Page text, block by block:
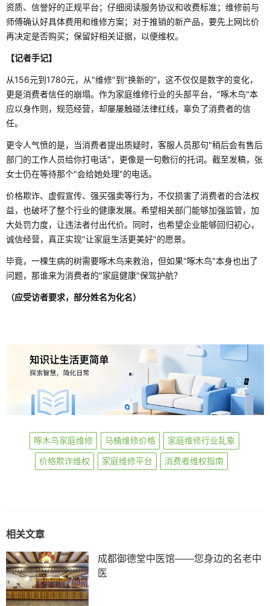
资质、信誉好的正规平台；仔细阅读服务协议和收费标准；维修前与
师傅确认好具体费用和维修方案；对于推销的新产品，要先上网比价
再决定是否购买；保留好相关证据，以便维权。
【记者手记】
从156元到1780元，从"维修"到"换新的"，这不仅仅是数字的变化，
更是消费者信任的崩塌。作为家庭维修行业的头部平台，"啄木鸟"本
应以身作则，规范经营，却屡屡触碰法律红线，辜负了消费者的信
任。
更令人气愤的是，当消费者提出质疑时，客服人员那句"稍后会有售后
部门的工作人员给你打电话"，更像是一句敷衍的托词。截至发稿，张
女士仍在等待那个"会给她处理"的电话。
价格欺诈、虚假宣传、强买强卖等行为，不仅损害了消费者的合法权
益，也破坏了整个行业的健康发展。希望相关部门能够加强监管，加
大处罚力度，让违法者付出代价。同时，也希望企业能够回归初心，
诚信经营，真正实现"让家庭生活更美好"的愿景。
毕竟，一棵生病的树需要啄木鸟来救治，但如果"啄木鸟"本身也出了
问题，那谁来为消费者的"家庭健康"保驾护航？
（应受访者要求，部分姓名为化名）
啄木鸟家庭维修 马桶维修价格 家庭维修行业乱象
价格欺诈维权 家庭维修平台 消费者维权指南
相关文章
成都御德堂中医馆——您身边的名老中
医